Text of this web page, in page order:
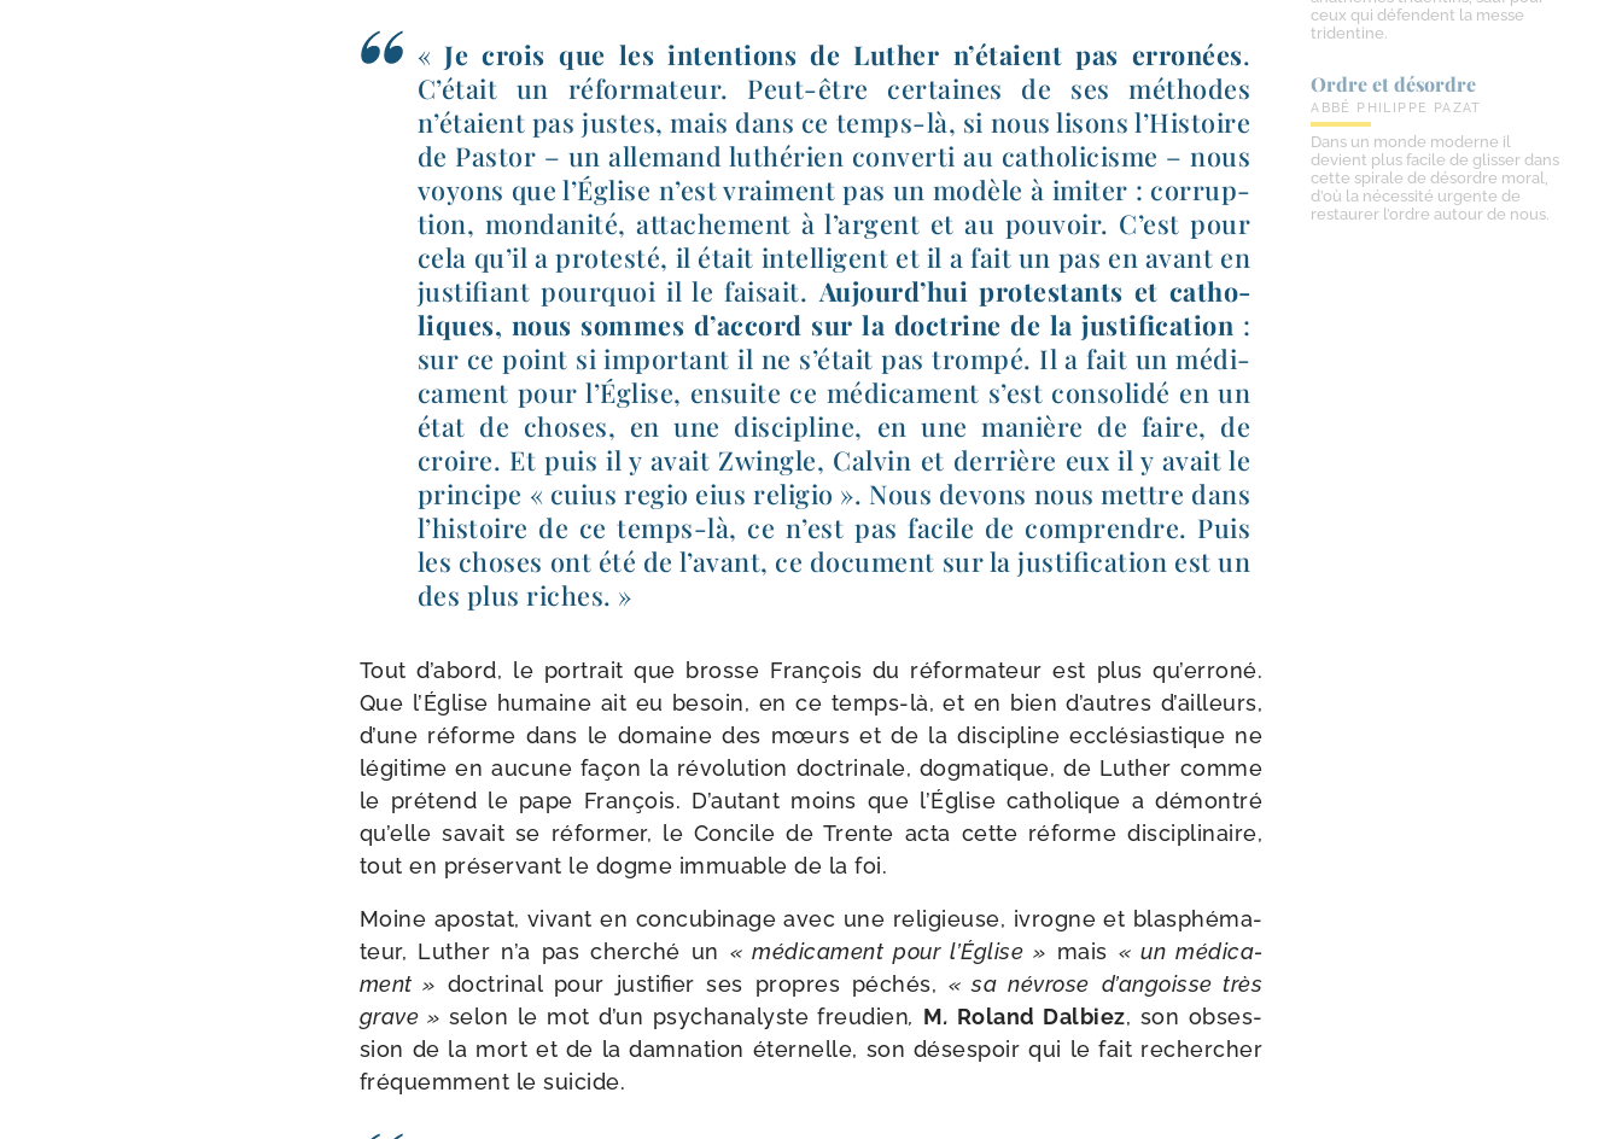
«Je crois que les inten­tions de Luther n’étaient pas erro­nées.
C’était un réfor­ma­teur. Peut-​être cer­taines de ses méthodes
n’étaient pas justes, mais dans ce temps-​là, si nous lisons l’Histoire
de Pastor – un alle­mand luthé­rien conver­ti au catho­li­cisme – nous
voyons que l’Église n’est vrai­ment pas un modèle à imi­ter : cor­rup­
tion, mon­da­ni­té, atta­che­ment à l’argent et au pou­voir. C’est pour
cela qu’il a pro­tes­té, il était intel­li­gent et il a fait un pas en avant en
jus­ti­fiant pour­quoi il le fai­sait. Aujourd’hui pro­tes­tants et catho­
liques, nous sommes d’accord sur la doc­trine de la jus­ti­fi­ca­tion :
sur ce point si impor­tant il ne s’était pas trom­pé. Il a fait un médi­
ca­ment pour l’Église, ensuite ce médi­ca­ment s’est conso­li­dé en un
état de choses, en une dis­ci­pline, en une manière de faire, de
croire. Et puis il y avait Zwingle, Calvin et der­rière eux il y avait le
prin­cipe « cuius regio eius reli­gio ». Nous devons nous mettre dans
l’histoire de ce temps-​là, ce n’est pas facile de com­prendre. Puis
les choses ont été de l’avant, ce docu­ment sur la jus­ti­fi­ca­tion est un
des plus riches. »
Tout d’abord, le por­trait que brosse François du réfor­ma­teur est plus qu’erroné.
Que l’Église humaine ait eu besoin, en ce temps-​là, et en bien d’autres d’ailleurs,
d’une réforme dans le domaine des mœurs et de la dis­ci­pline ecclé­sias­tique ne
légi­time en aucune façon la révo­lu­tion doc­tri­nale, dog­ma­tique, de Luther comme
le pré­tend le pape François. D’autant moins que l’Église catho­lique a démon­tré
qu’elle savait se réfor­mer, le Concile de Trente acta cette réforme dis­ci­pli­naire,
tout en pré­ser­vant le dogme immuable de la foi.
Moine apos­tat, vivant en concu­bi­nage avec une reli­gieuse, ivrogne et blas­phé­ma­
teur, Luther n’a pas cher­ché un « médi­ca­ment pour l’Église » mais « un médi­ca­
ment » doc­tri­nal pour jus­ti­fier ses propres péchés,« sa névrose d’angoisse très
grave » selon le mot d’un psy­cha­na­lyste freu­dien, M. Roland Dalbiez, son obses­
sion de la mort et de la dam­na­tion éter­nelle, son déses­poir qui le fait recher­cher
fré­quem­ment le suicide.
ceux qui défendent la messe
tridentine.
Ordre et désordre
ABBÉ PHILIPPE PAZAT
Dans un monde moderne il
devient plus facile de glisser dans
cette spirale de désordre moral,
d’où la nécessité urgente de
restaurer l’ordre autour de nous.